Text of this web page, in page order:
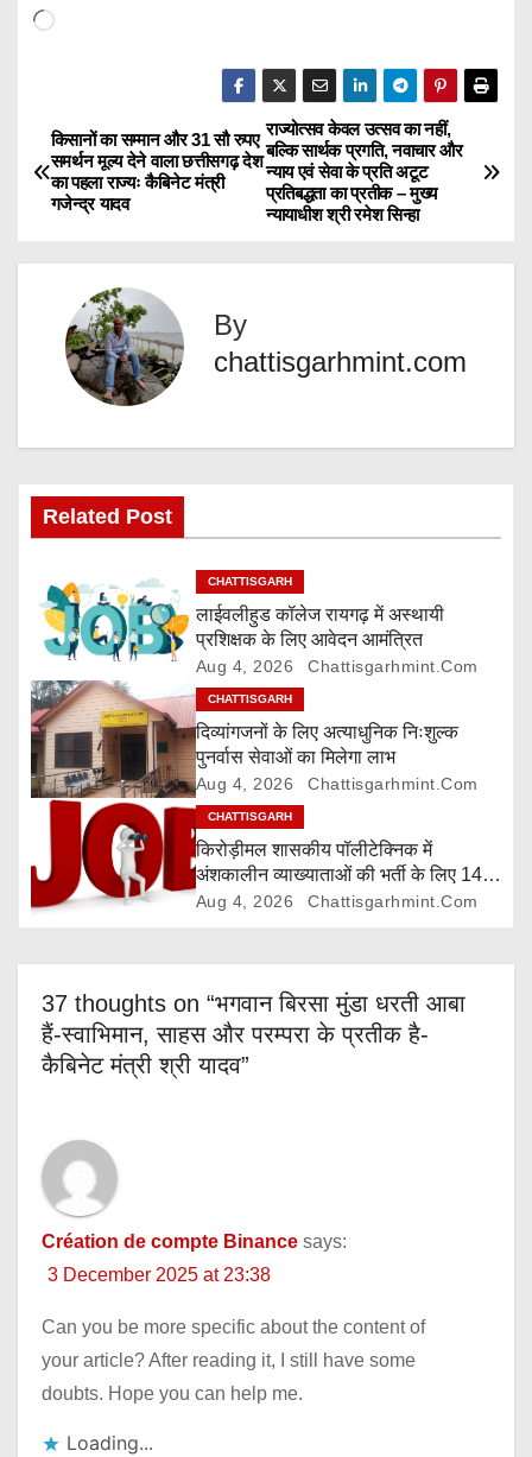
L
i
n
P
o
v
i
g
a
i
o
n
राज्योत्सव केवल उत्सव का नहीं,
बल्कि सार्थक प्रगति, नवाचार और
न्याय एवं सेवा के प्रति अटूट
प्रतिबद्धता का प्रतीक – मुख्य
न्यायाधीश श्री रमेश सिन्हा
किसानों का सम्मान और 31 सौ रुपए
समर्थन मूल्य देने वाला छत्तीसगढ़ देश
का पहला राज्यः कैबिनेट मंत्री
गजेन्द्र यादव
By
chattisgarhmint.com
Related Post
CHATTISGARH
लाईवलीहुड कॉलेज रायगढ़ में अस्थायी
प्रशिक्षक के लिए आवेदन आमंत्रित
Aug 4, 2026 Chattisgarhmint.com
CHATTISGARH
दिव्यांगजनों के लिए अत्याधुनिक निःशुल्क
पुनर्वास सेवाओं का मिलेगा लाभ
Aug 4, 2026 Chattisgarhmint.com
CHATTISGARH
किरोड़ीमल शासकीय पॉलीटेक्निक में
अंशकालीन व्याख्याताओं की भर्ती के लिए 14
अगस्त तक आवेदन आमंत्रित
Aug 4, 2026 Chattisgarhmint.com
37 thoughts on “भगवान बिरसा मुंडा धरती आबा
हैं-स्वाभिमान, साहस और परम्परा के प्रतीक है-
कैबिनेट मंत्री श्री यादव”
Création de compte Binance says:
3 December 2025 at 23:38
Can you be more specific about the content of
your article? After reading it, I still have some
doubts. Hope you can help me.
Loading...